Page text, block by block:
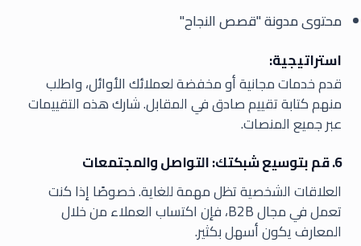
محتوى مدونة "قصص النجاح"
استراتيجية:
قدم خدمات مجانية أو مخفضة لعملائك الأوائل، واطلب
منهم كتابة تقييم صادق في المقابل. شارك هذه التقييمات
عبر جميع المنصات.
6. قم بتوسيع شبكتك: التواصل والمجتمعات
العلاقات الشخصية تظل مهمة للغاية. خصوصًا إذا كنت
تعمل في مجال B2B، فإن اكتساب العملاء من خلال
المعارف يكون أسهل بكثير.